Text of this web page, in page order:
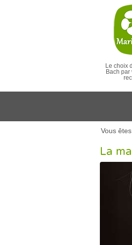
Le choix
Bach par
Vous
La